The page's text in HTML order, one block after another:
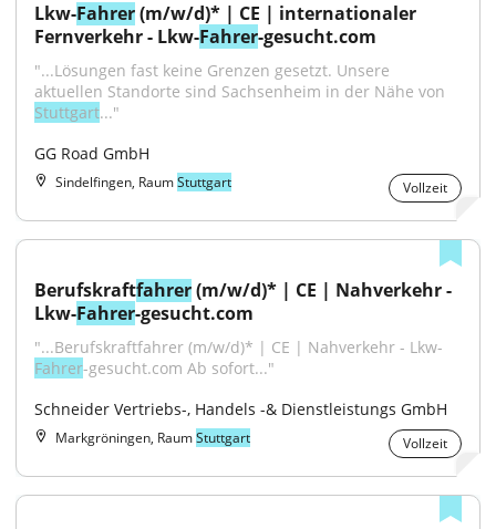
Lkw-Fahrer (m/w/d)* | CE | internationaler
Fernverkehr - Lkw-Fahrer-gesucht.com
"...Lösungen fast keine Grenzen gesetzt. Unsere
Stuttgart..."
GG Road GmbH
Sindelfingen, RaumStuttgart Vollzeit
Berufskraftfahrer (m/w/d)* | CE | Nahverkehr -
Lkw-Fahrer-gesucht.com
"...Berufskraftfahrer (m/w/d)* | CE | Nahverkehr - Lkw-
Fahrer-gesucht.com Ab sofort..."
Schneider Vertriebs-, Handels -& Dienstleistungs GmbH
Markgröningen, RaumStuttgart Vollzeit